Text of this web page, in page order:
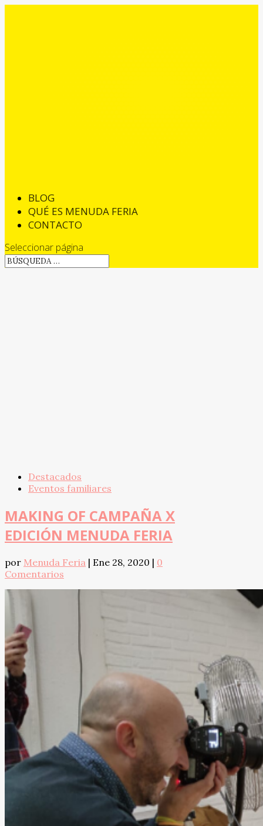
BLOG
QUÉ ES MENUDA FERIA
CONTACTO
Seleccionar página
Destacados
Eventos familiares
MAKING OF CAMPAÑA X
EDICIÓN MENUDA FERIA
por Menuda Feria | Ene 28, 2020 | 0
Comentarios